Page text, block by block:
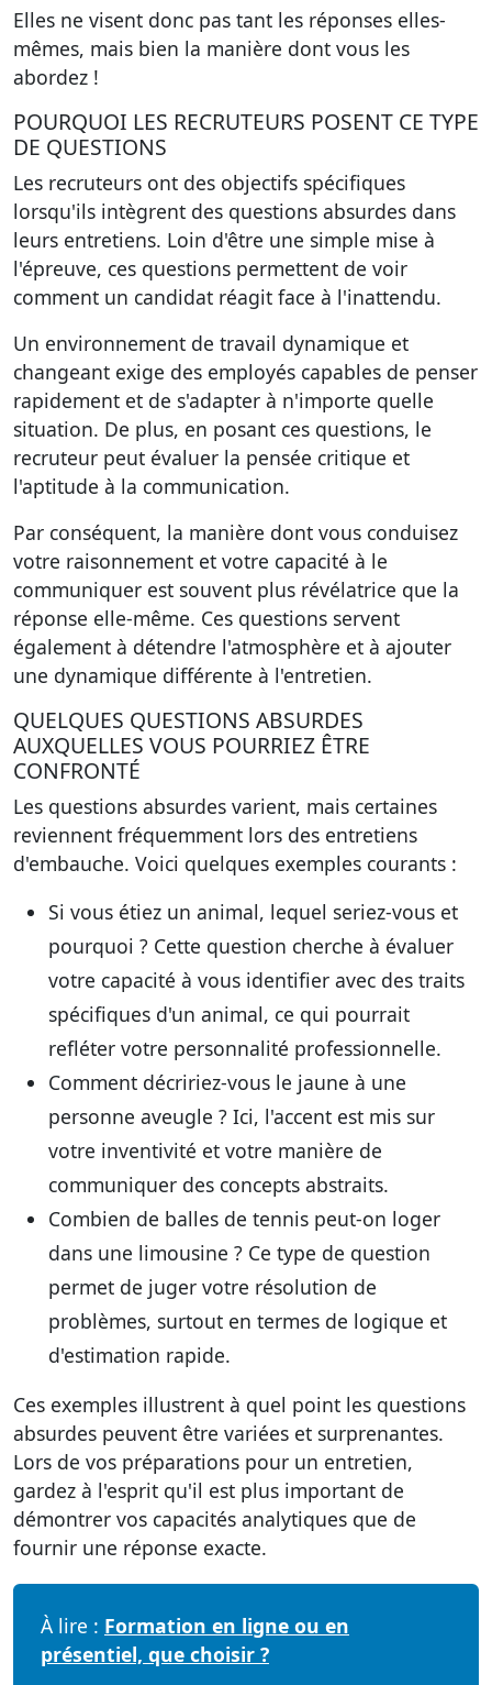
Elles ne visent donc pas tant les réponses elles-
mêmes, mais bien la manière dont vous les
abordez !
POURQUOI LES RECRUTEURS POSENT CE TYPE
DE QUESTIONS
Les recruteurs ont des objectifs spécifiques
lorsqu'ils intègrent des questions absurdes dans
leurs entretiens. Loin d'être une simple mise à
l'épreuve, ces questions permettent de voir
comment un candidat réagit face à l'inattendu.
Un environnement de travail dynamique et
changeant exige des employés capables de penser
rapidement et de s'adapter à n'importe quelle
situation. De plus, en posant ces questions, le
recruteur peut évaluer la pensée critique et
l'aptitude à la communication.
Par conséquent, la manière dont vous conduisez
votre raisonnement et votre capacité à le
communiquer est souvent plus révélatrice que la
réponse elle-même. Ces questions servent
également à détendre l'atmosphère et à ajouter
une dynamique différente à l'entretien.
QUELQUES QUESTIONS ABSURDES
AUXQUELLES VOUS POURRIEZ ÊTRE
CONFRONTÉ
Les questions absurdes varient, mais certaines
reviennent fréquemment lors des entretiens
d'embauche. Voici quelques exemples courants :
Si vous étiez un animal, lequel seriez-vous et
pourquoi ? Cette question cherche à évaluer
votre capacité à vous identifier avec des traits
spécifiques d'un animal, ce qui pourrait
refléter votre personnalité professionnelle.
Comment décririez-vous le jaune à une
personne aveugle ? Ici, l'accent est mis sur
votre inventivité et votre manière de
communiquer des concepts abstraits.
Combien de balles de tennis peut-on loger
dans une limousine ? Ce type de question
permet de juger votre résolution de
problèmes, surtout en termes de logique et
d'estimation rapide.
Ces exemples illustrent à quel point les questions
absurdes peuvent être variées et surprenantes.
Lors de vos préparations pour un entretien,
gardez à l'esprit qu'il est plus important de
démontrer vos capacités analytiques que de
fournir une réponse exacte.
À lire : Formation en ligne ou en
présentiel, que choisir ?